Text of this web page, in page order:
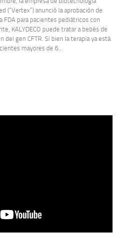
(“Vertex”) anunció la aprobación de
FDA para pacientes pediátricos con
KALYDECO puede tratar a bebés de
gen CFTR. Si bien la terapia ya está
mayores de 6...